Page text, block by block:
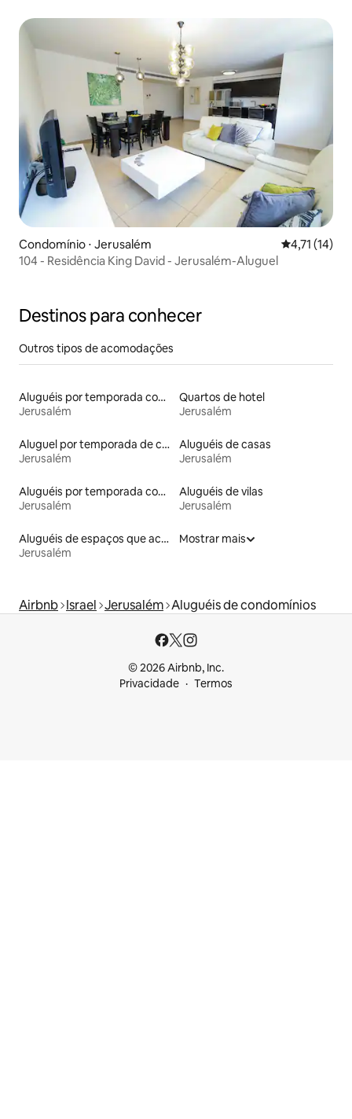
Condomínio ⋅ Jerusalém 4,71 de uma
4,71 (14)
104 - Residência King David - Jerusalém-Aluguel
Destinos para conhecer
Outros tipos de acomodações
Aluguéis por temporada com cama de altura acessível
Jerusalém
Quartos de hotel
Jerusalém
Aluguel por temporada de casas de veraneio
Jerusalém
Aluguéis de casas
Jerusalém
Aluguéis por temporada com banheira de hidromassagem
Jerusalém
Aluguéis de vilas
Jerusalém
Aluguéis de espaços que aceitam animais de estimação
Jerusalém
Mostrar mais
Airbnb Israel Jerusalém Aluguéis de condomínios
© 2026 Airbnb, Inc.
Privacidade
Termos